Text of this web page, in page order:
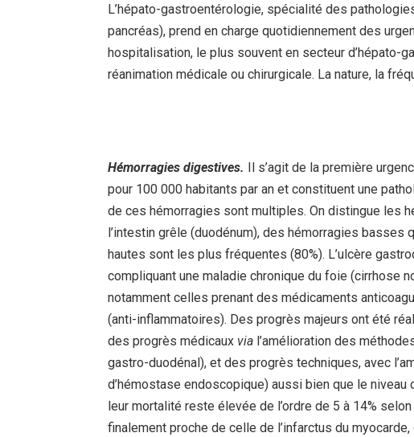
L’hépato-gastroentérologie, spécialité des
pancréas), prend en charge quotidiennement des
hospitalisation, le plus souvent en secteur d’hépato-
réanimation médicale ou chirurgicale. La nature, la
Hémorragies digestives.
Il s’agit de la première
pour 100 000 habitants par an et constituent une
de ces hémorragies sont multiples. On distingue les
l’intestin grêle (duodénum), des hémorragies
hautes sont les plus fréquentes (80%). L’ulcère
compliquant une maladie chronique du foie (cirrhose
notamment celles prenant des médicaments
(anti-inflammatoires). Des progrès majeurs ont été
des progrès médicaux via l’amélioration des
gastro-duodénal), et des progrès techniques, avec
d’hémostase endoscopique) aussi bien que le
leur mortalité reste élevée de l’ordre de 5 à 14%
finalement proche de celle de l’infarctus du